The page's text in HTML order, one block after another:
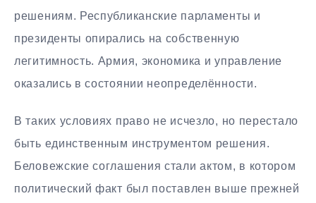
решениям. Республиканские парламенты и
президенты опирались на собственную
легитимность. Армия, экономика и управление
оказались в состоянии неопределённости.
В таких условиях право не исчезло, но перестало
быть единственным инструментом решения.
Беловежские соглашения стали актом, в котором
политический факт был поставлен выше прежней